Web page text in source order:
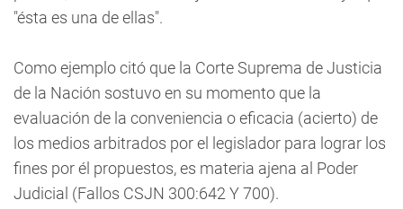
"ésta es una de ellas".
Como ejemplo citó que la Corte Suprema de Justicia
de la Nación sostuvo en su momento que la
evaluación de la conveniencia o eficacia (acierto) de
los medios arbitrados por el legislador para lograr los
fines por él propuestos, es materia ajena al Poder
Judicial (Fallos CSJN 300:642 Y 700).